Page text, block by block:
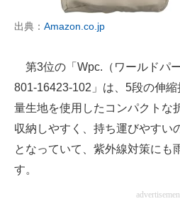
出典： Amazon.co.jp
第3位の「Wpc.（ワールドパ
801-16423-102」は、5段の伸
量生地を使用したコンパクトな
収納しやすく、持ち運びやすい
となっていて、紫外線対策にも
す。